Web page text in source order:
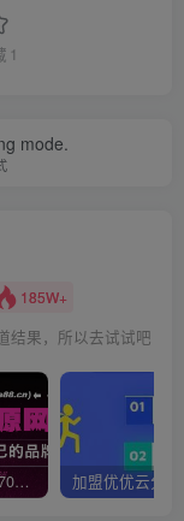
1
mode.
185W+
结果，所以去试试吧
加入VIP会员，享70%的推广提成，免费学习多种网上创业课程，菜鸟秒变大神！